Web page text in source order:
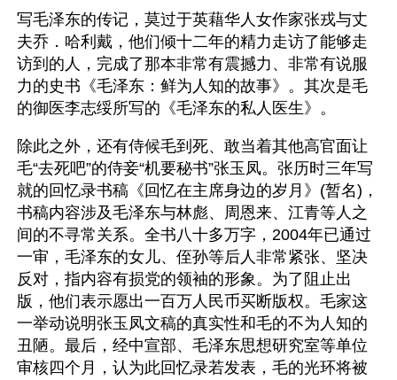
写毛泽东的传记，莫过于英藉华人女作家张戎与丈
夫乔．哈利戴，他们倾十二年的精力走访了能够走
访到的人，完成了那本非常有震撼力、非常有说服
力的史书《毛泽东：鲜为人知的故事》。其次是毛
的御医李志绥所写的《毛泽东的私人医生》。
除此之外，还有侍候毛到死、敢当着其他高官面让
毛“去死吧”的侍妾“机要秘书”张玉凤。张历时三年写
就的回忆录书稿《回忆在主席身边的岁月》(暂名)，
书稿内容涉及毛泽东与林彪、周恩来、江青等人之
间的不寻常关系。全书八十多万字，2004年已通过
一审，毛泽东的女儿、侄孙等后人非常紧张、坚决
反对，指内容有损党的领袖的形象。为了阻止出
版，他们表示愿出一百万人民币买断版权。毛家这
一举动说明张玉凤文稿的真实性和毛的不为人知的
丑陋。最后，经中宣部、毛泽东思想研究室等单位
审核四个月，认为此回忆录若发表，毛的光环将被